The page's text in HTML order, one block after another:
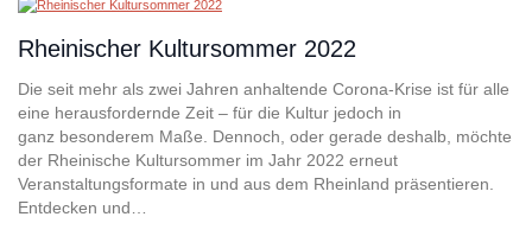
Rheinischer Kultursommer 2022
Die seit mehr als zwei Jahren anhaltende Corona-Krise ist für alle
eine herausfordernde Zeit – für die Kultur jedoch in
ganz besonderem Maße. Dennoch, oder gerade deshalb, möchte
der Rheinische Kultursommer im Jahr 2022 erneut
Veranstaltungsformate in und aus dem Rheinland präsentieren.
Entdecken und…